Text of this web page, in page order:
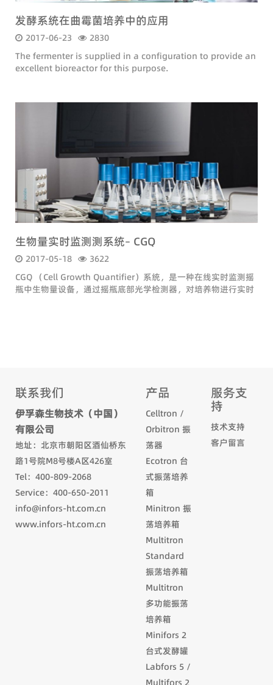
发酵系统在曲霉菌培养中的应用
2017-06-23
2830
The fermenter is supplied in a configuration to provide an
excellent bioreactor for this purpose.
生物量实时监测测系统– CGQ
2017-05-18
3622
CGQ （Cell Growth Quantifier）系统，是一种在线实时监测摇
瓶中生物量设备，通过摇瓶底部光学检测器，对培养物进行实时
联系我们
伊孚森生物技术（中国）
有限公司
地址：北京市朝阳区酒仙桥东
路1号院M8号楼A区426室
Tel：400-809-2068
Service：400-650-2011
info@infors-ht.com.cn
www.infors-ht.com.cn
产品
Celltron /
Orbitron 振
荡器
Ecotron 台
式振荡培养
箱
Minitron 振
荡培养箱
Multitron
Standard
振荡培养箱
Multitron
多功能振荡
培养箱
Minifors 2
台式发酵罐
Labfors 5 /
服务支
持
技术支持
客户留言